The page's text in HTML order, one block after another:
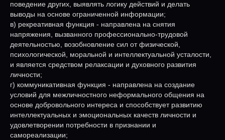
поведение других, выявлять логику действий и делать
выводы на основе ограниченной информации;
в) рекреативная функция - направлена на снятия
напряжения, вызванного профессионально-трудовой
деятельностью, возобновление сил от физической,
психологической, моральной и интеллектуальной усталости,
и является средством релаксации и духовного развития
личности;
г) коммуникативная функция - направлена на создание
условий для межличностного неформального общения на
основе добровольного интереса и способствует развитию
интеллектуальных и эмоциональных качеств личности и
удовлетворении потребности в признании и
самореализации;